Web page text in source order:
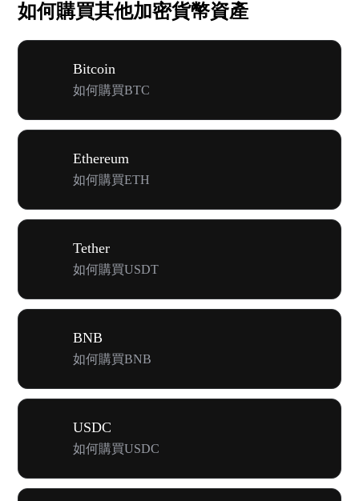
如何購買其他加密貨幣資產
Bitcoin
如何購買BTC
Ethereum
如何購買ETH
Tether
如何購買USDT
BNB
如何購買BNB
USDC
如何購買USDC